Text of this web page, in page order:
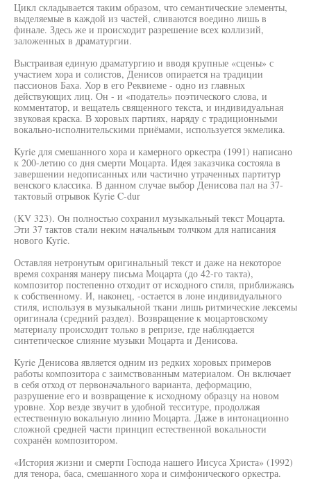
Цикл складывается таким образом, что семантические элементы,
выделяемые в каждой из частей, сливаются воедино лишь в
финале. Здесь же и происходит разрешение всех коллизий,
заложенных в драматургии.
Выстраивая единую драматургию и вводя крупные «сцены» с
участием хора и солистов, Денисов опирается на традиции
пассионов Баха. Хор в его Реквиеме - одно из главных
действующих лиц. Он - и «податель» поэтического слова, и
комментатор, и вещатель священного текста, и индивидуальная
звуковая краска. В хоровых партиях, наряду с традиционными
вокально-исполнительскими приёмами, используется экмелика.
Kyrie для смешанного хора и камерного оркестра (1991) написано
к 200-летию со дня смерти Моцарта. Идея заказчика состояла в
завершении недописанных или частично утраченных партитур
венского классика. В данном случае выбор Денисова пал на 37-
тактовый отрывок Kyrie C-dur
(KV 323). Он полностью сохранил музыкальный текст Моцарта.
Эти 37 тактов стали неким начальным толчком для написания
нового Kyrie.
Оставляя нетронутым оригинальный текст и даже на некоторое
время сохраняя манеру письма Моцарта (до 42-го такта),
композитор постепенно отходит от исходного стиля, приближаясь
к собственному. И, наконец, -остается в лоне индивидуального
стиля, используя в музыкальной ткани лишь ритмические лексемы
оригинала (средний раздел). Возвращение к моцартовскому
материалу происходит только в репризе, где наблюдается
синтетическое слияние музыки Моцарта и Денисова.
Kyrie Денисова является одним из редких хоровых примеров
работы композитора с заимствованным материалом. Он включает
в себя отход от первоначального варианта, деформацию,
разрушение его и возвращение к исходному образцу на новом
уровне. Хор везде звучит в удобной тесситуре, продолжая
естественную вокальную линию Моцарта. Даже в интонационно
сложной средней части принцип естественной вокальности
сохранён композитором.
«История жизни и смерти Господа нашего Иисуса Христа» (1992)
для тенора, баса, смешанного хора и симфонического оркестра.